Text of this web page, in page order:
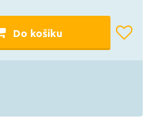
Do košíku